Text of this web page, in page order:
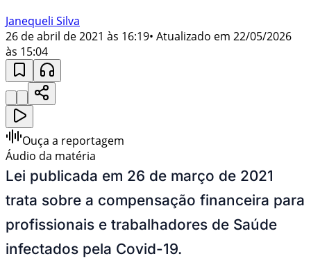
Janequeli Silva
26 de abril de 2021 às 16:19• Atualizado em 22/05/2026
às 15:04
Ouça a reportagem
Áudio da matéria
Lei publicada em 26 de março de 2021
trata sobre a compensação financeira para
profissionais e trabalhadores de Saúde
infectados pela Covid-19.